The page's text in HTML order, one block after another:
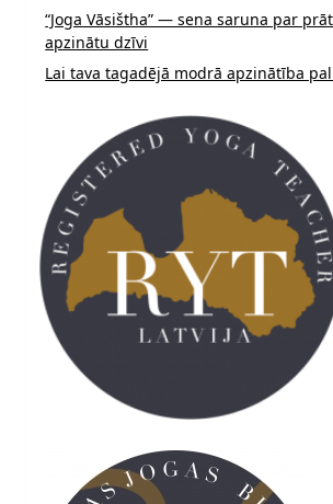
“Joga Vāsištha” — sena saruna par
apzinātu dzīvi
Lai tava tagadējā modrā apzinātība